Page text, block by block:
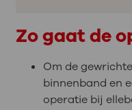
Zo gaat de
Om de
binnenband en
operatie bij